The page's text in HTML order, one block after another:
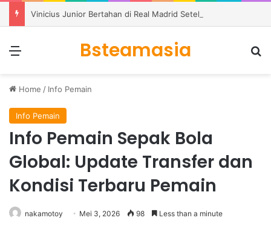
Bsteamasia
Home / Info Pemain
Info Pemain
Info Pemain Sepak Bola
Global: Update Transfer dan
Kondisi Terbaru Pemain
nakamotoy Mei 3, 2026 98 Less than a minute